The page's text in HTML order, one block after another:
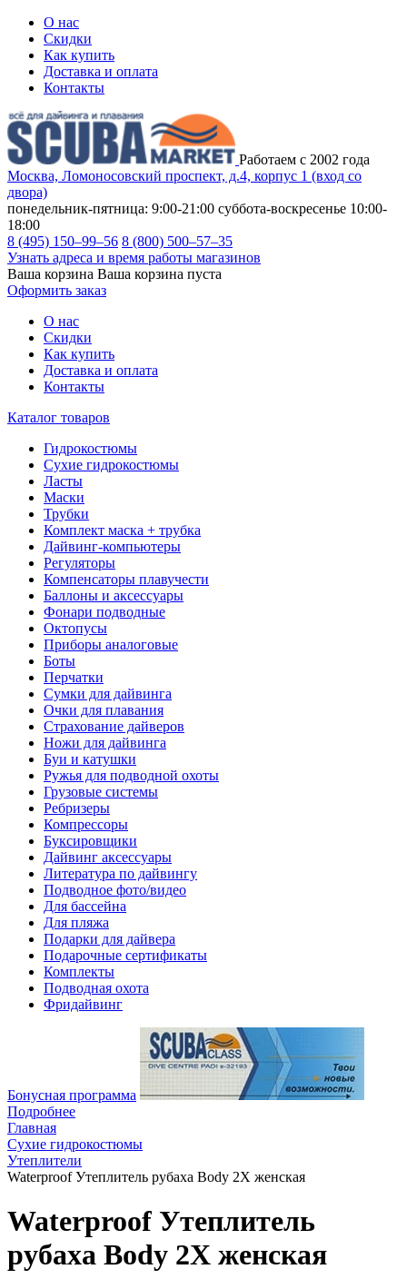
О нас
Скидки
Как купить
Доставка и оплата
Контакты
Работаем с 2002 года
Москва, Ломоносовский проспект, д.4, корпус 1 (вход со
двора)
понедельник-пятница: 9:00-21:00 суббота-воскресенье 10:00-
18:00
8 (495) 150–99–56 8 (800) 500–57–35
Узнать адреса и время работы магазинов
Ваша корзина Ваша корзина пуста
Оформить заказ
О нас
Скидки
Как купить
Доставка и оплата
Контакты
Каталог товаров
Гидрокостюмы
Сухие гидрокостюмы
Ласты
Маски
Трубки
Комплект маска + трубка
Дайвинг-компьютеры
Регуляторы
Компенсаторы плавучести
Баллоны и аксессуары
Фонари подводные
Октопусы
Приборы аналоговые
Боты
Перчатки
Сумки для дайвинга
Очки для плавания
Страхование дайверов
Ножи для дайвинга
Буи и катушки
Ружья для подводной охоты
Грузовые системы
Ребризеры
Компрессоры
Буксировщики
Дайвинг аксессуары
Литература по дайвингу
Подводное фото/видео
Для бассейна
Для пляжа
Подарки для дайвера
Подарочные сертификаты
Комплекты
Подводная охота
Фридайвинг
Бонусная программа
Подробнее
Главная
Сухие гидрокостюмы
Утеплители
Waterproof Утеплитель рубаха Body 2X женская
Waterproof Утеплитель
рубаха Body 2X женская